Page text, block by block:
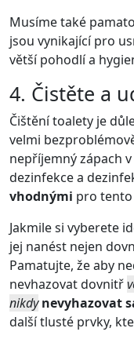
Musíme také
jsou vynikající pro
větší pohodlí a
4. Čistěte a
Čištění toalety je
velmi
nepříjemný zápach
dezinfekce a
vhodnými pro tento
Jakmile si vyberete
jej nanést nejen
Pamatujte, že aby
nevhazovat dovnitř
nikdy nevyhazovat
další tlusté prvky,